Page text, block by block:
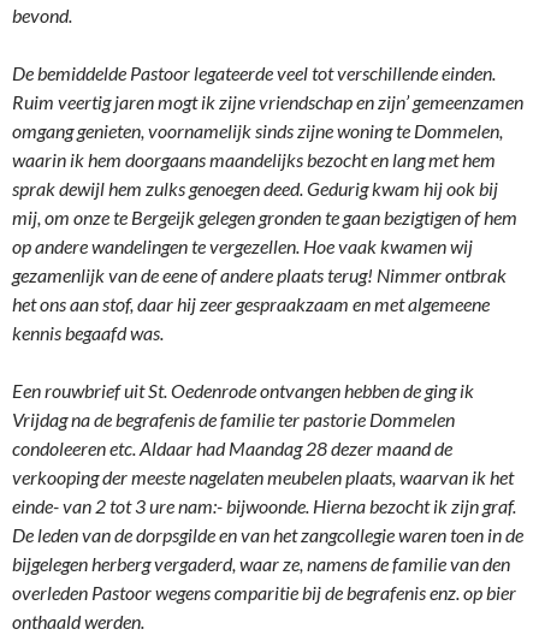
bevond.
De bemiddelde Pastoor legateerde veel tot verschillende einden.
Ruim veertig jaren mogt ik zijne vriendschap en zijn’ gemeenzamen
omgang genieten, voornamelijk sinds zijne woning te Dommelen,
waarin ik hem doorgaans maandelijks bezocht en lang met hem
sprak dewijl hem zulks genoegen deed. Gedurig kwam hij ook bij
mij, om onze te Bergeijk gelegen gronden te gaan bezigtigen of hem
op andere wandelingen te vergezellen. Hoe vaak kwamen wij
gezamenlijk van de eene of andere plaats terug! Nimmer ontbrak
het ons aan stof, daar hij zeer gespraakzaam en met algemeene
kennis begaafd was.
Een rouwbrief uit St. Oedenrode ontvangen hebben de ging ik
Vrijdag na de begrafenis de familie ter pastorie Dommelen
condoleeren etc. Aldaar had Maandag 28 dezer maand de
verkooping der meeste nagelaten meubelen plaats, waarvan ik het
einde- van 2 tot 3 ure nam:- bijwoonde. Hierna bezocht ik zijn graf.
De leden van de dorpsgilde en van het zangcollegie waren toen in de
bijgelegen herberg vergaderd, waar ze, namens de familie van den
overleden Pastoor wegens comparitie bij de begrafenis enz. op bier
onthaald werden.